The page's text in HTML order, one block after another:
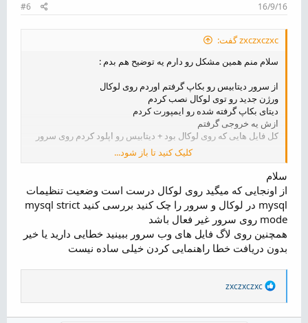
16/9/16
#6
zxczxczxc گفت:
سلام منم همین مشکل رو دارم یه توضیح هم بدم :
از سرور دیتابیس رو بکاپ گرفتم اوردم روی لوکال
ورژن جدید رو توی لوکال نصب کردم
دیتای بکاپ گرفته شده رو ایمپورت کردم
ازش یه خروجی گرفتم
کل فایل هایی که روی لوکال بود + دیتابیس رو اپلود کردم روی سرور
حالا بازم ارور میده :| جالب اینجاست روی لوکال کامل درسته! روی
سرور که میبرم مشکل پیدا می کنه!
کمک کنید لطفا :'(
:-(
(
کلیک کنید تا باز شود...
سلام
از اونجایی که میگید روی لوکال درست است وضعیت تنظیمات
mysql در لوکال و سرور را چک کنید بررسی کنید mysql strict
mode روی سرور غیر فعال باشد
همچنین روی لاگ فایل های وب سرور ببینید خطایی دارید یا خیر
بدون دریافت خطا راهنمایی کردن خیلی ساده نیست
R
a
c
zxczxczxc